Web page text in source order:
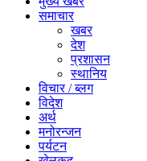
समाचार
खबर
देश
प्रशासन
स्थानिय
विचार / ब्लग
विदेश
अर्थ
मनोरन्जन
पर्यटन